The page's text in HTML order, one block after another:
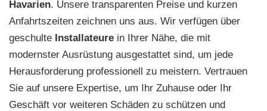
Havarien. Unsere transparenten Preise und kurzen
Anfahrtszeiten zeichnen uns aus. Wir verfügen über
geschulte Installateure in Ihrer Nähe, die mit
modernster Ausrüstung ausgestattet sind, um jede
Herausforderung professionell zu meistern. Vertrauen
Sie auf unsere Expertise, um Ihr Zuhause oder Ihr
Geschäft vor weiteren Schäden zu schützen und